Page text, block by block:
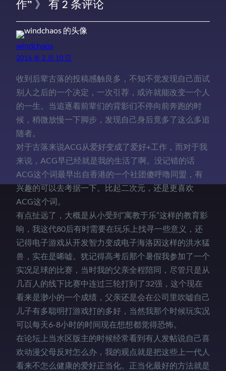
作” 》 有 2 条评论
windchaos
2016 年 2 月 10 日
收到后辈古落的投稿感触良多，不知不觉发现自己面试
别人之后的一个决定，一次引荐，或许就能改变一个人
的一生。当追逐着前辈们的背影们不停向前奔跑的时
候，稍微放慢一下脚步，发现自己身后竟多了这么多追
随者。
对于古落来说ACG从爱好变成了爱好+工作，而对于我
来说，ACG早已经就是我的生活了啊。没记错的话
ACG这个词最早出自香港的一个社团傻呼噜同盟，有
兴趣的可以去考据一下。比起二次元，还是更喜欢
ACG这个词。
有点扯远了，大概是从小受到“寓教于乐”这样的教育影
响，我这代80后有时需要在玩乐上找寻一些意义，还
记得电子游戏从开发智力变成电子海洛因这样的洪水猛
兽，实在是唏嘘。犹记得高考后那个暑假我参加了一个
实况足球的比赛，当时我的父亲全程陪同，尽管只是从
几百人的线下比赛中连过三轮打到了32强，这个现在
看来是渺小的一个成绩，父亲还是会在公司里吹嘘自己
儿子有多聪明打游戏打的多好，当然我那个时候玩实况
可以每天6-8小时的时间现在想想都觉得恐怖。
在论坛上当水区版主的时候经常看到有人发帖说自己喜
欢动漫父母反对怎么办，我的观点就是把这些上一代人
看来不怎么健康的爱好正当化。正当化最好的方法就是